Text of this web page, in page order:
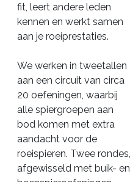
fit, leert andere leden
kennen en werkt samen
aan je roeiprestaties.
We werken in tweetallen
aan een circuit van circa
20 oefeningen, waarbij
alle spiergroepen aan
bod komen met extra
aandacht voor de
roeispieren. Twee rondes,
afgewisseld met buik- en